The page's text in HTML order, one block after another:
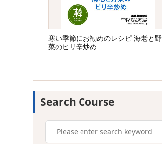
寒い季節にお勧めのレシピ 海老と野
菜のピリ辛炒め
Search Course